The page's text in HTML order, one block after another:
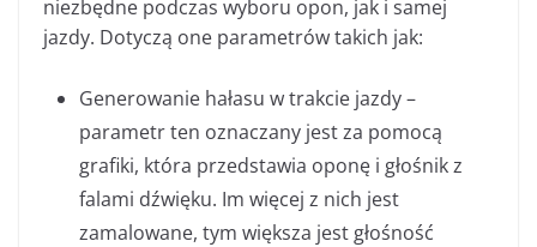
niezbędne podczas wyboru opon, jak i samej
jazdy. Dotyczą one parametrów takich jak:
Generowanie hałasu w trakcie jazdy –
parametr ten oznaczany jest za pomocą
grafiki, która przedstawia oponę i głośnik z
falami dźwięku. Im więcej z nich jest
zamalowane, tym większa jest głośność